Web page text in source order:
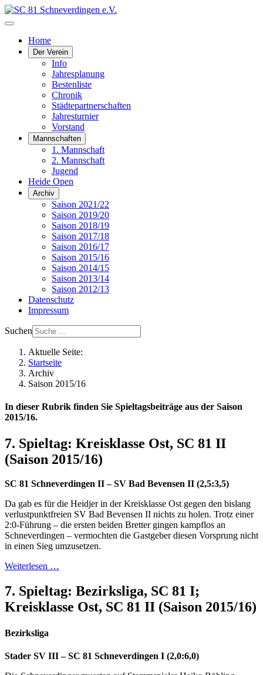
Home
Der Verein
Info
Jahresplanung
Bestenliste
Chronik
Städtepartnerschaften
Jahresturnier
Vorstand
Mannschaften
1. Mannschaft
2. Mannschaft
Jugend
Heide Open
Archiv
Saison 2021/22
Saison 2019/20
Saison 2018/19
Saison 2017/18
Saison 2016/17
Saison 2015/16
Saison 2014/15
Saison 2013/14
Saison 2012/13
Datenschutz
Impressum
Suchen
Aktuelle Seite:
Startseite
Archiv
Saison 2015/16
In dieser Rubrik finden Sie Spieltagsbeiträge aus der Saison
2015/16.
7. Spieltag: Kreisklasse Ost, SC 81 II
(Saison 2015/16)
SC 81 Schneverdingen II – SV Bad Bevensen II (2,5:3,5)
Da gab es für die Heidjer in der Kreisklasse Ost gegen den bislang
verlustpunktfreien SV Bad Bevensen II nichts zu holen. Trotz einer
2:0-Führung – die ersten beiden Bretter gingen kampflos an
Schneverdingen – vermochten die Gastgeber diesen Vorsprung nicht
in einen Sieg umzusetzen.
Weiterlesen …
7. Spieltag: Bezirksliga, SC 81 I;
Kreisklasse Ost, SC 81 II (Saison 2015/16)
Bezirksliga
Stader SV III – SC 81 Schneverdingen I (2,0:6,0)